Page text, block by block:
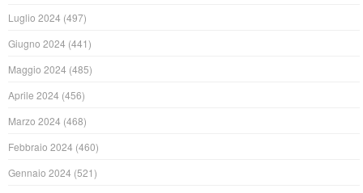
Luglio 2024 (497)
Giugno 2024 (441)
Maggio 2024 (485)
Aprile 2024 (456)
Marzo 2024 (468)
Febbraio 2024 (460)
Gennaio 2024 (521)